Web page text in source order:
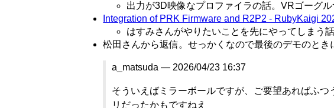
出力が3D映像なプロファイラの話。VRゴーグ
Integration of PRK Firmware and R2P2 - RubyKaigi
はすみさんがやりたいことを先にやってしまう
松田さんから返信。せっかくなので最後のデモのとき
a_matsuda — 2026/04/23 16:37
そういえばミラーボールですが、ご要望あればふ
リだったかもですねえ